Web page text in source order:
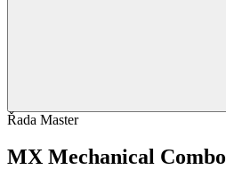
Řada Master
MX Mechanical Combo